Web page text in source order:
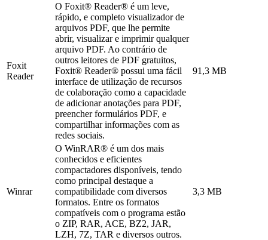
Foxit
Reader
O Foxit® Reader® é um leve,
rápido, e completo visualizador de
arquivos PDF, que lhe permite
abrir, visualizar e imprimir qualquer
arquivo PDF. Ao contrário de
outros leitores de PDF gratuitos,
Foxit® Reader® possui uma fácil
interface de utilização de recursos
de colaboração como a capacidade
de adicionar anotações para PDF,
preencher formulários PDF, e
compartilhar informações com as
redes sociais.
91,3 MB
Winrar
O WinRAR® é um dos mais
conhecidos e eficientes
compactadores disponíveis, tendo
como principal destaque a
compatibilidade com diversos
formatos. Entre os formatos
compatíveis com o programa estão
o ZIP, RAR, ACE, BZ2, JAR,
LZH, 7Z, TAR e diversos outros.
3,3 MB